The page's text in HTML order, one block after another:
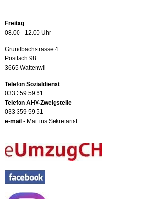
Freitag
08.00 - 12.00 Uhr
Grundbachstrasse 4
Postfach 98
3665 Wattenwil
Telefon Sozialdienst
033 359 59 61
Telefon AHV-Zweigstelle
033 359 59 51
e-mail - Mail ins Sekretariat